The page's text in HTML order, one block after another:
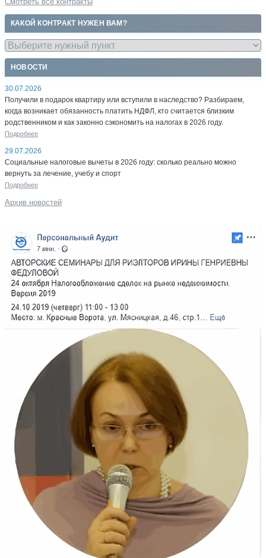
КАКОЙ КОНТРАКТ НУЖЕН ВАМ?
НОВОСТИ
30.07.2026
Получили в подарок квартиру или вступили в наследство? Разбираем,
когда возникает обязанность платить НДФЛ, кто считается близким
родственником и как законно сэкономить на налогах в 2026 году.
Подробнее
29.07.2026
Социальные налоговые вычеты в 2026 году: сколько реально можно
вернуть за лечение, учебу и спорт
Подробнее
Архив новостей